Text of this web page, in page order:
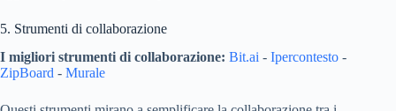
5. Strumenti di collaborazione
I migliori strumenti di collaborazione: Bit.ai - Ipercontesto -
ZipBoard - Murale